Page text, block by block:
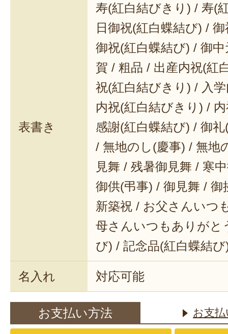
表書き
寿(紅白結びきり) / 寿(
日御祝(紅白蝶結び) /
御祝(紅白蝶結び) / 御
賀 / 粗品 / 出産内祝(紅
祝(紅白結びきり) / 入
内祝(紅白結びきり) /
感謝(紅白蝶結び) / 御
/ 無地のし(慶事) / 無地
見舞 / 残暑御見舞 / 寒
御供(弔事) / 御見舞 / 御
新築祝 / お父さんいつ
母さんいつもありがと
び) / 記念品(紅白蝶結び
名入れ 対応可能
お支払い方法 お支